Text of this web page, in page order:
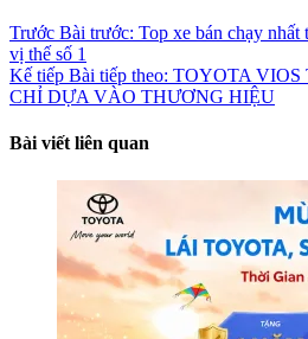
Trước Bài trước: Top xe bán chạy nhất
vị thế số 1
Kế tiếp Bài tiếp theo: TOYOTA VIOS
CHỈ DỰA VÀO THƯƠNG HIỆU
Bài viết liên quan